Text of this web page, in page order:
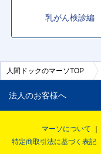
乳がん検診編
人間ドックのマーソTOP
法人のお客様へ
マーソについて
特定商取引法に基づく表記